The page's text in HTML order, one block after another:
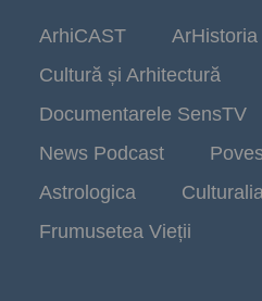
ArhiCAST
ArHistoria
Cultură și Arhitectură
Documentarele SensTV
News Podcast
Astrologica
Frumusetea Vieții